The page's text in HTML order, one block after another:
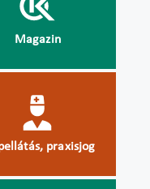
Magazin
praxisjog